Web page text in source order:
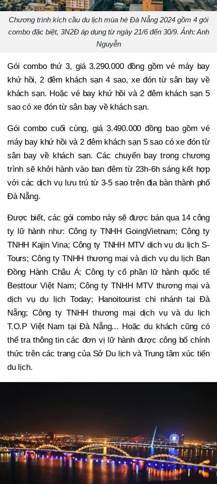
Chương trình kích cầu du lịch mùa hè Đà Nẵng 2024 gồm 4 gói
combo đặc biệt, 3N2Đ áp dụng từ ngày 21/6 đến 30/9. Ảnh: Anh
Nguyễn
Gói combo thứ 3, giá 3.290.000 đồng gồm vé máy bay
khứ hồi, 2 đêm khách sạn 4 sao, xe đón từ sân bay về
khách sạn. Hoặc vé bay khứ hồi và 2 đêm khách sạn 5
sao có xe đón từ sân bay về khách sạn.
Gói combo cuối cùng, giá 3.490.000 đồng bao gồm vé
máy bay khứ hồi và 2 đêm khách sạn 5 sao có xe đón từ
sân bay về khách sạn. Các chuyến bay trong chương
trình sẽ khởi hành vào ban đêm từ 23h-6h sáng kết hợp
với các dịch vụ lưu trú từ 3-5 sao trên địa bàn thành phố
Đà Nẵng.
Được biết, các gói combo này sẽ được bán qua 14 công
ty lữ hành như: Công ty TNHH GoingVietnam; Công ty
TNHH Kajin Vina; Công ty TNHH MTV dịch vụ du lịch S-
Tours; Công ty TNHH thương mại và dịch vụ du lịch Bạn
Đồng Hành Châu Á; Công ty cổ phần lữ hành quốc tế
Besttour Việt Nam; Công ty TNHH MTV thương mại và
dịch vụ du lịch Today; Hanoitourist chi nhánh tại Đà
Nẵng; Công ty TNHH thương mại dịch vụ và du lịch
T.O.P Việt Nam tại Đà Nẵng... Hoặc du khách cũng có
thể tra thông tin các đơn vị lữ hành được công bố chính
thức trên các trang của Sở Du lịch và Trung tâm xúc tiến
du lịch.